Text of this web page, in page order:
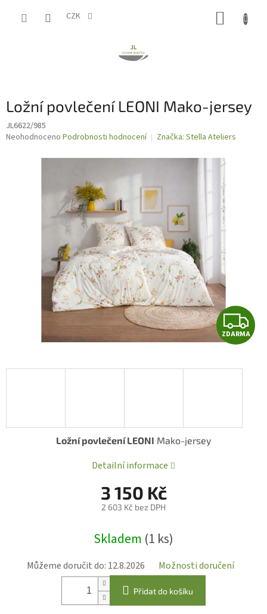
CZK
Ložní povlečení LEONI Mako-jersey
JL6622/985
Průměrné
Neohodnoceno Podrobnosti hodnocení Značka: Stella Ateliers
Z
D
ZDARMA
3 150 Kč
2 603 Kč bez DPH
cena:
Skladem (1 ks)
Můžeme doručit do: 12.8.2026 Možnosti doručení
Přidat do košíku
Ložní povlečení LEONI Mako-jersey
Detailní informace